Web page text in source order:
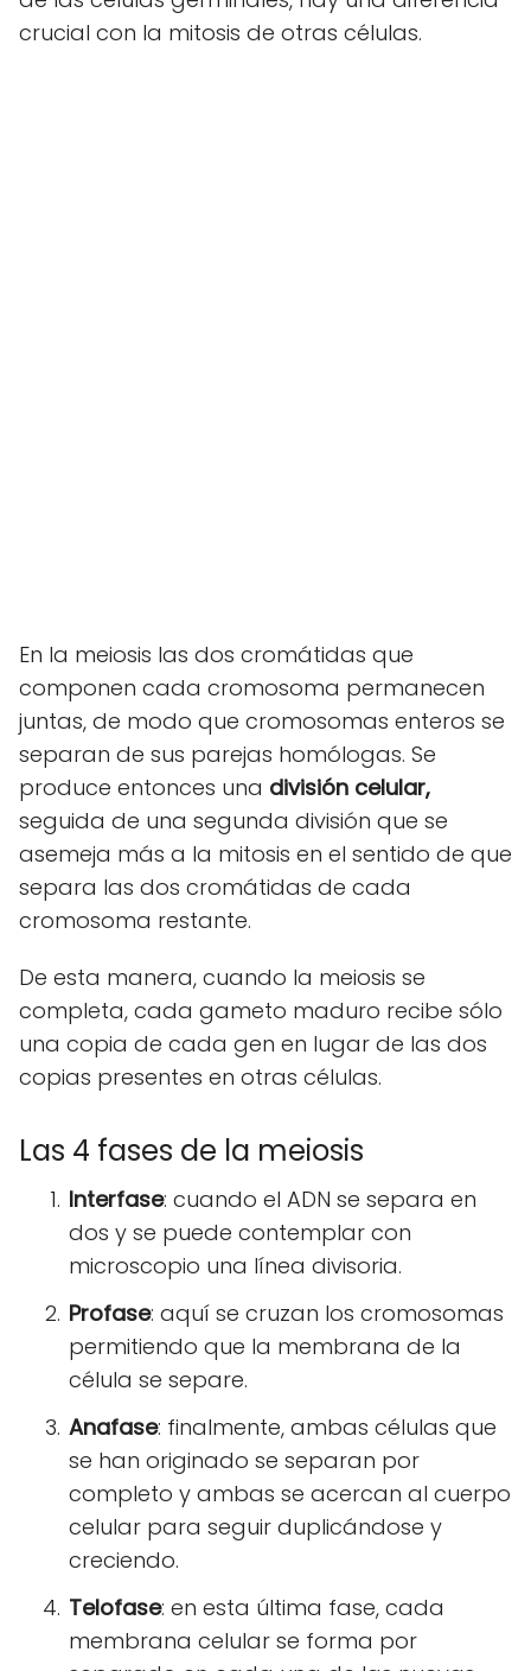
crucial con la mitosis de otras células.
En la meiosis las dos cromátidas que
componen cada cromosoma permanecen
juntas, de modo que cromosomas enteros se
separan de sus parejas homólogas. Se
produce entonces una división celular,
seguida de una segunda división que se
asemeja más a la mitosis en el sentido de que
separa las dos cromátidas de cada
cromosoma restante.
De esta manera, cuando la meiosis se
completa, cada gameto maduro recibe sólo
una copia de cada gen en lugar de las dos
copias presentes en otras células.
Las 4 fases de la meiosis
Interfase: cuando el ADN se separa en
dos y se puede contemplar con
microscopio una línea divisoria.
Profase: aquí se cruzan los cromosomas
permitiendo que la membrana de la
célula se separe.
Anafase: finalmente, ambas células que
se han originado se separan por
completo y ambas se acercan al cuerpo
celular para seguir duplicándose y
creciendo.
Telofase: en esta última fase, cada
membrana celular se forma por